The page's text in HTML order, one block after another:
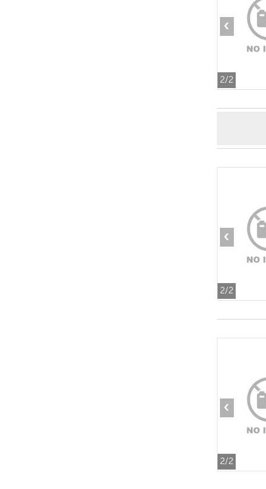
2/2
‹
2/2
‹
2/2
‹